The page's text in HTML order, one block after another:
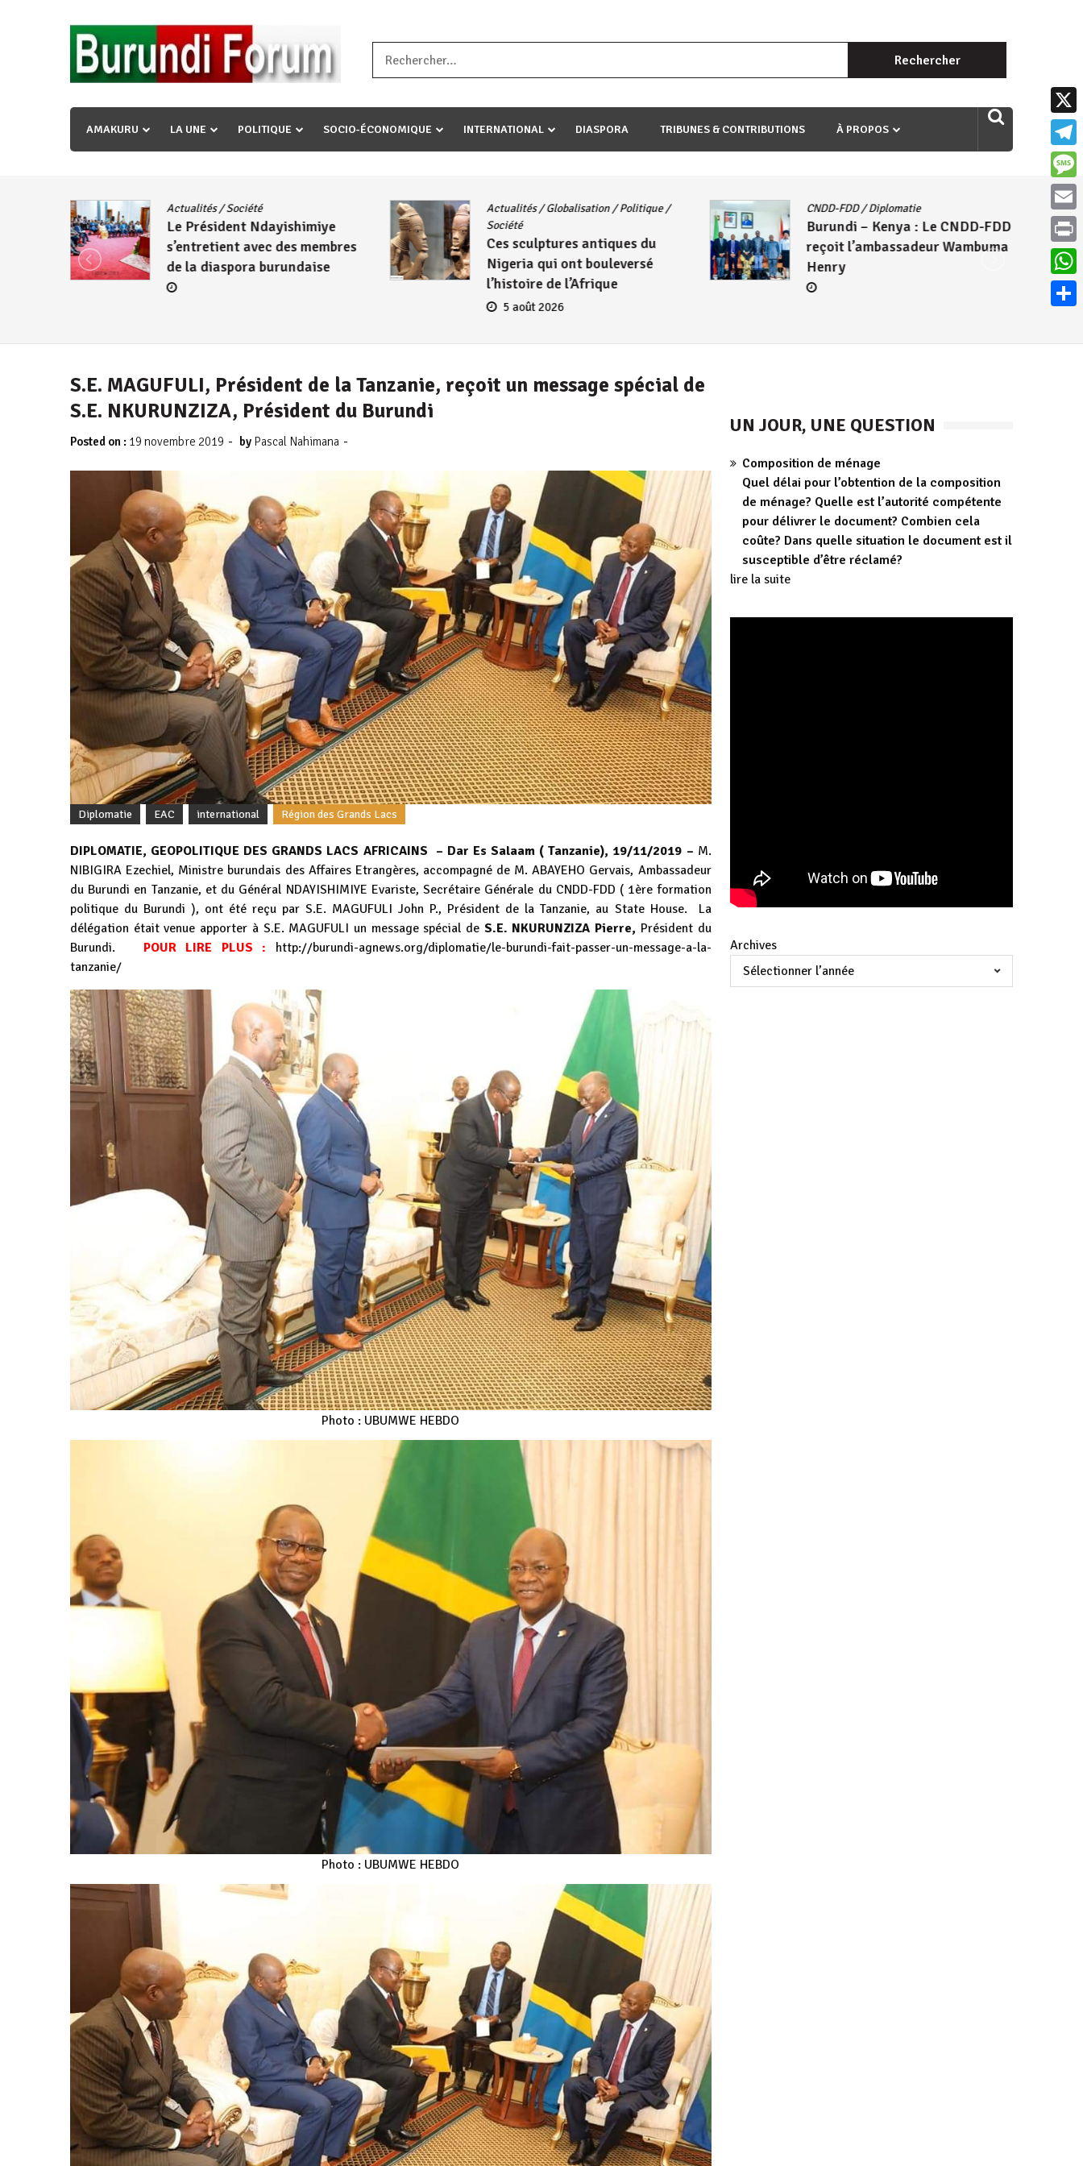
« Ingorane si ugupfa , ingorane ni ugupfa nabi ,gupfa ataco umariye umuryango wawe canke igihugu cakwibarutse .Wewe uri ngaha ndagusigiye iki kibazo : Uriko ukora iki kugira ngo
uzopfire neza umuryango n’igihugu cakwibarutse ? »
Rechercher :
AMAKURU LA UNE POLITIQUE SOCIO-ÉCONOMIQUE INTERNATIONAL DIASPORA TRIBUNES & CONTRIBUTIONS À PROPOS
Actualités/Société
Le Président Ndayishimiye
s’entretient avec des membres
de la diaspora burundaise
Actualités/Globalisation/Politique/
Société
Ces sculptures antiques du
Nigeria qui ont bouleversé
l’histoire de l’Afrique
5 août 2026
CNDD-FDD/Diplomatie
Burundi – Kenya : Le CNDD-FDD
reçoit l’ambassadeur Wambuma
Henry
S.E. MAGUFULI, Président de la Tanzanie, reçoit un message spécial de
S.E. NKURUNZIZA, Président du Burundi
Posted on : 19 novembre 2019 - by Pascal Nahimana -
Diplomatie EAC international Région des Grands Lacs
DIPLOMATIE, GEOPOLITIQUE DES GRANDS LACS AFRICAINS – Dar Es Salaam ( Tanzanie), 19/11/2019 – M.
NIBIGIRA Ezechiel, Ministre burundais des Affaires Etrangères, accompagné de M. ABAYEHO Gervais, Ambassadeur
du Burundi en Tanzanie, et du Général NDAYISHIMIYE Evariste, Secrétaire Générale du CNDD-FDD ( 1ère formation
politique du Burundi ), ont été reçu par S.E. MAGUFULI John P., Président de la Tanzanie, au State House.La
délégation était venue apporter à S.E. MAGUFULI un message spécial de S.E. NKURUNZIZA Pierre, Président du
Burundi. POUR LIRE PLUS :
http://burundi-agnews.org/diplomatie/le-burundi-fait-passer-un-message-a-la-
tanzanie/
Photo : UBUMWE HEBDO
Photo : UBUMWE HEBDO
UN JOUR, UNE QUESTION
Composition de ménage
Quel délai pour l’obtention de la composition
de ménage? Quelle est l’autorité compétente
pour délivrer le document? Combien cela
coûte? Dans quelle situation le document est il
susceptible d’être réclamé?
lire la suite
Archives
X
Email
Print